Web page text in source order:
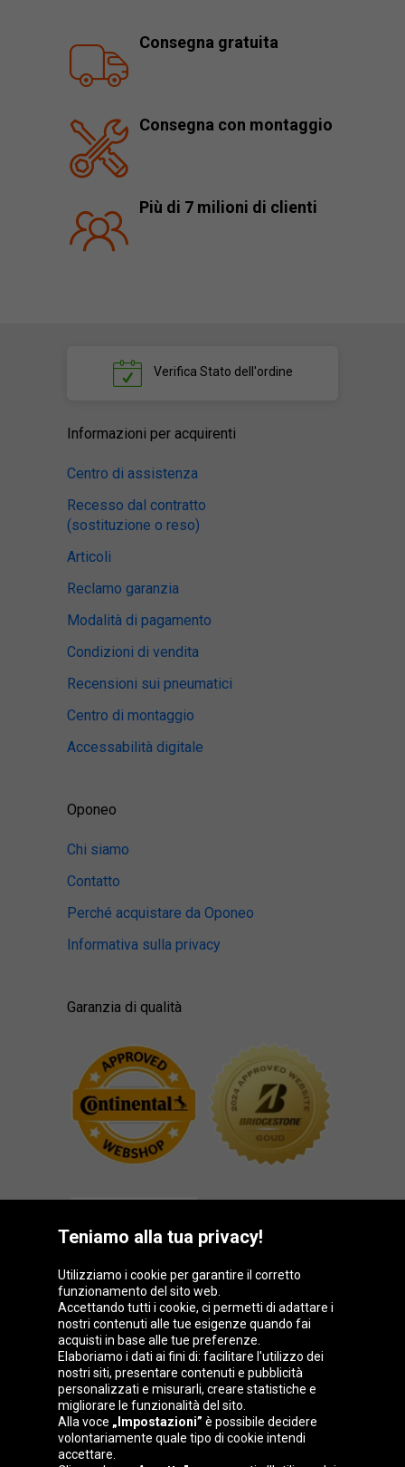
Consegna gratuita
Consegna con montaggio
Più di 7 milioni di clienti
Verifica Stato dell'ordine
Informazioni per acquirenti
Centro di assistenza
Recesso dal contratto
(sostituzione o reso)
Articoli
Reclamo garanzia
Modalità di pagamento
Condizioni di vendita
Recensioni sui pneumatici
Centro di montaggio
Accessabilità digitale
Oponeo
Chi siamo
Contatto
Perché acquistare da Oponeo
Informativa sulla privacy
Garanzia di qualità
Gruppo Oponeo
Belgique
Česká
republika
Deutschland Éire
España
Teniamo alla tua privacy!
Utilizziamo i cookie per garantire il corretto
funzionamento del sito web.
Accettando tutti i cookie, ci permetti di adattare i
nostri contenuti alle tue esigenze quando fai
acquisti in base alle tue preferenze.
Elaboriamo i dati ai fini di: facilitare l'utilizzo dei
nostri siti, presentare contenuti e pubblicità
personalizzati e misurarli, creare statistiche e
migliorare le funzionalità del sito.
Alla voce „Impostazioni” è possibile decidere
volontariamente quale tipo di cookie intendi
accettare.